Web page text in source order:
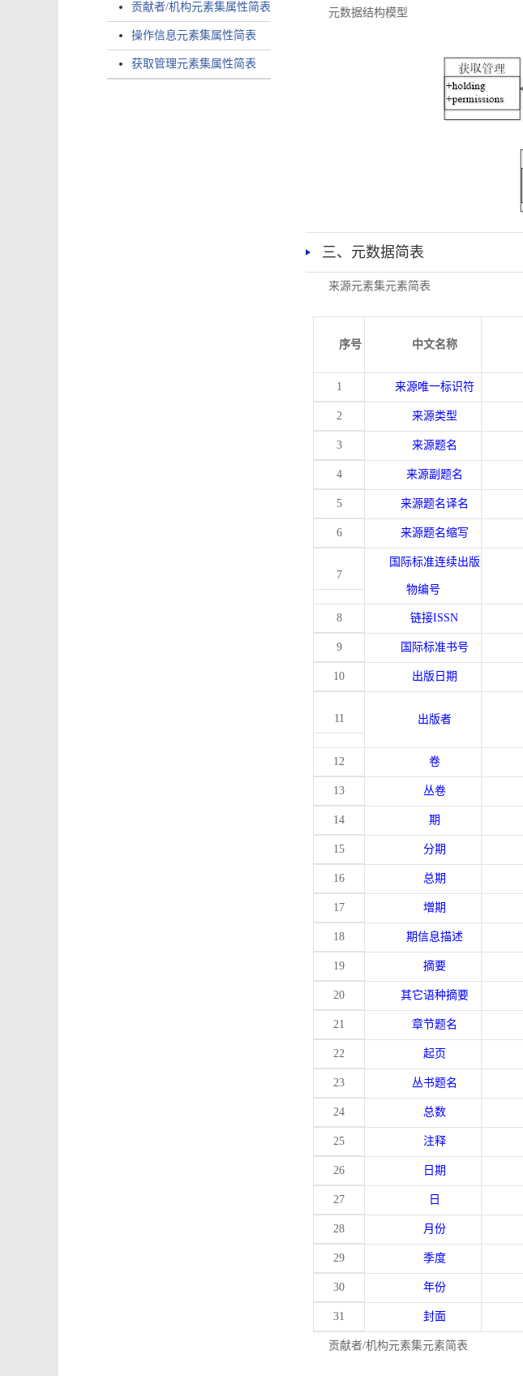
贡献者/机构元素集属性简表
操作信息元素集属性简表
获取管理元素集属性简表
元数据结构模型
三、元数据简表
来源元素集元素简表
序号 中文名称
1 来源唯一标识符
2 来源类型
3 来源题名
4 来源副题名
5 来源题名译名
6 来源题名缩写
7
国际标准连续出版
物编号
8 链接ISSN
9 国际标准书号
10 出版日期
11 出版者
12 卷
13 丛卷
14 期
15 分期
16 总期
17 増期
18 期信息描述
19 摘要
20 其它语种摘要
21 章节题名
22 起页
23 丛书题名
24 总数
25 注释
26 日期
27 日
28 月份
29 季度
30 年份
31 封面
贡献者/机构元素集元素简表